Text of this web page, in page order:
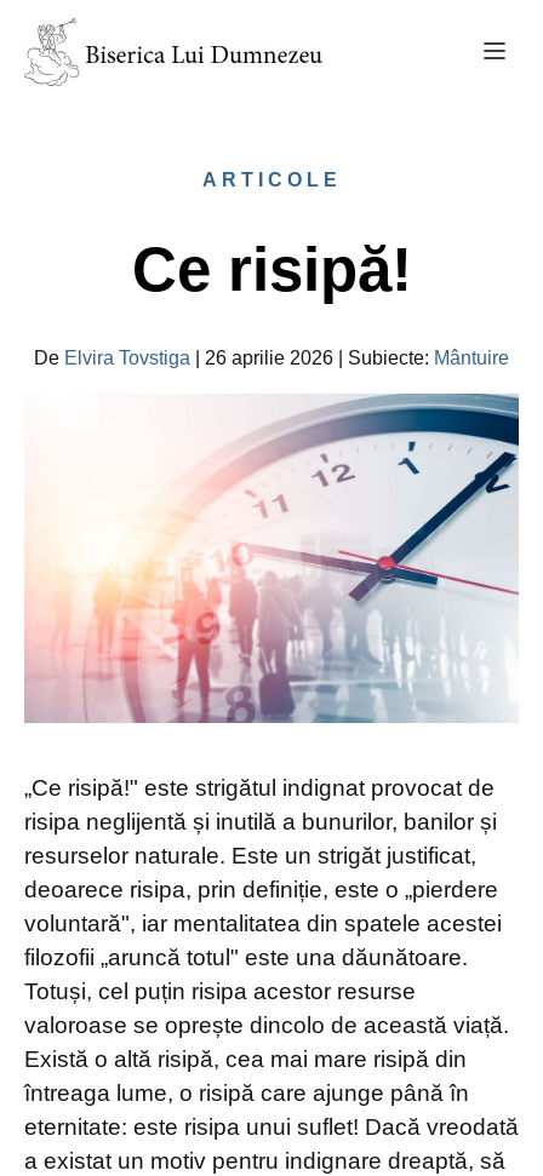
ARTICOLE
Ce risipă!
De Elvira Tovstiga 26 aprilie 2026 Subiecte: Mântuire
„Ce risipă!" este strigătul indignat provocat de
risipa neglijentă și inutilă a bunurilor, banilor și
resurselor naturale. Este un strigăt justificat,
deoarece risipa, prin definiție, este o „pierdere
voluntară", iar mentalitatea din spatele acestei
filozofii „aruncă totul" este una dăunătoare.
Totuși, cel puțin risipa acestor resurse
valoroase se oprește dincolo de această viață.
Există o altă risipă, cea mai mare risipă din
întreaga lume, o risipă care ajunge până în
eternitate: este risipa unui suflet! Dacă vreodată
a existat un motiv pentru indignare dreaptă, să